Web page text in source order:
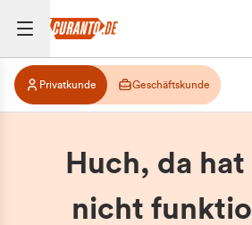
Privatkunde Geschäftskunde
Huch, da
nicht